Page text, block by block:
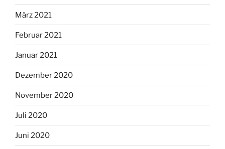
März 2021
Februar 2021
Januar 2021
Dezember 2020
November 2020
Juli 2020
Juni 2020